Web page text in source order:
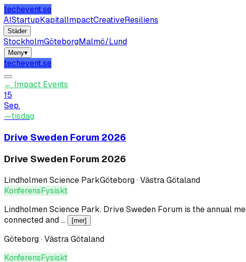
techevent.se
AIStartupKapitalImpactCreativeResiliens
Städer
StockholmGöteborgMalmö/Lund
Meny▾
techevent.se
← Impact Events
15
Sep.
—tisdag
Drive Sweden Forum 2026
Drive Sweden Forum 2026
Lindholmen Science ParkGöteborg · Västra Götaland
KonferensFysiskt
Lindholmen Science Park. Drive Sweden Forum is the annual
connected and …
[mer]
Göteborg · Västra Götaland
KonferensFysiskt